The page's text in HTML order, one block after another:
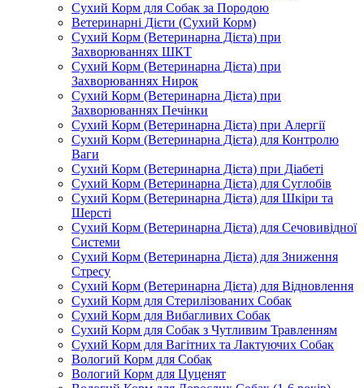
Сухий Корм для Собак за Породою
Ветеринарні Дієти (Сухий Корм)
Сухий Корм (Ветеринарна Дієта) при
Захворюваннях ШКТ
Сухий Корм (Ветеринарна Дієта) при
Захворюваннях Нирок
Сухий Корм (Ветеринарна Дієта) при
Захворюваннях Печінки
Сухий Корм (Ветеринарна Дієта) при Алергії
Сухий Корм (Ветеринарна Дієта) для Контролю
Ваги
Сухий Корм (Ветеринарна Дієта) при Діабеті
Сухий Корм (Ветеринарна Дієта) для Суглобів
Сухий Корм (Ветеринарна Дієта) для Шкіри та
Шерсті
Сухий Корм (Ветеринарна Дієта) для Сечовивідної
Системи
Сухий Корм (Ветеринарна Дієта) для Зниження
Стресу
Сухий Корм (Ветеринарна Дієта) для Відновлення
Сухий Корм для Стерилізованих Собак
Сухий Корм для Вибагливих Собак
Сухий Корм для Собак з Чутливим Травленням
Сухий Корм для Вагітних та Лактуючих Собак
Вологий Корм для Собак
Вологий Корм для Цуценят